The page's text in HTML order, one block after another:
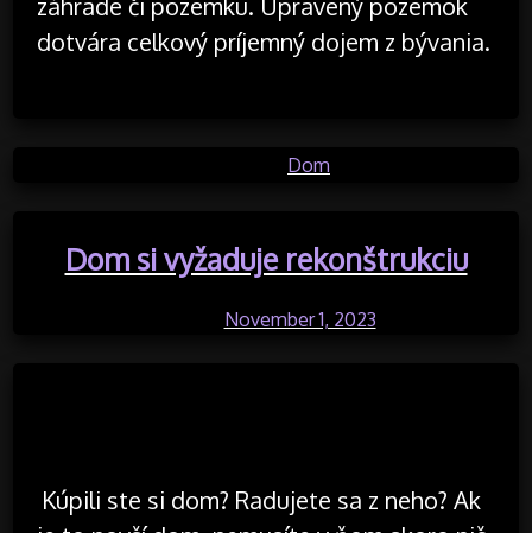
dotvára celkový príjemný dojem z bývania.
Dom
Dom si vyžaduje rekonštrukciu
November 1, 2023
Kúpili ste si dom? Radujete sa z neho? Ak